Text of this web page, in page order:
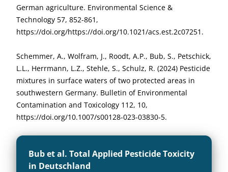
German agriculture. Environmental Science &
Technology 57, 852-861,
https://doi.org/https://doi.org/10.1021/acs.est.2c07251.
Schemmer, A., Wolfram, J., Roodt, A.P., Bub, S., Petschick,
L.L., Herrmann, L.Z., Stehle, S., Schulz, R. (2024) Pesticide
mixtures in surface waters of two protected areas in
southwestern Germany. Bulletin of Environmental
Contamination and Toxicology 112, 10,
https://doi.org/10.1007/s00128-023-03830-5.
Bub et al. Total Applied Pesticide Toxicity
in Deutschland